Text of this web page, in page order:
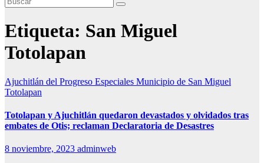
Etiqueta: San Miguel
Totolapan
Ajuchitlán del Progreso Especiales Municipio de San Miguel
Totolapan
Totolapan y Ajuchitlán quedaron devastados y olvidados tras
embates de Otis; reclaman Declaratoria de Desastres
8 noviembre, 2023 adminweb